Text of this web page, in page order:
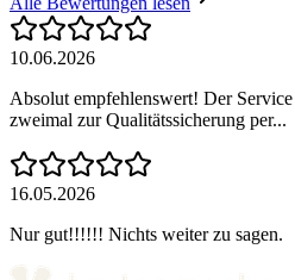
10.06.2026
Absolut empfehlenswert! Der
zweimal zur Qualitätssicherung per...
16.05.2026
Nur gut!!!!!! Nichts weiter zu sagen.